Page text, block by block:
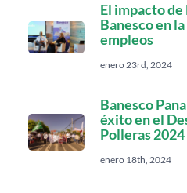
El impacto
Banesco en
empleos
enero 23rd, 2024
Banesco
éxito en el
Polleras 2024
enero 18th, 2024